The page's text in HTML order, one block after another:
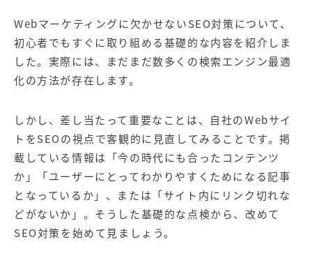
Webマーケティングに欠かせないSEO対策について、
初心者でもすぐに取り組める基礎的な内容を紹介しま
した。実際には、まだまだ数多くの検索エンジン最適
化の方法が存在します。
しかし、差し当たって重要なことは、自社のWebサイ
トをSEOの視点で客観的に見直してみることです。掲
載している情報は「今の時代にも合ったコンテンツ
か」「ユーザーにとってわかりやすくためになる記事
となっているか」、または「サイト内にリンク切れな
どがないか」。そうした基礎的な点検から、改めて
SEO対策を始めて見ましょう。